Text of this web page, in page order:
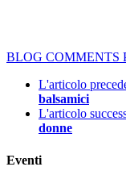
BLOG COMMENTS
L'articolo
balsamici
L'articolo
donne
Eventi